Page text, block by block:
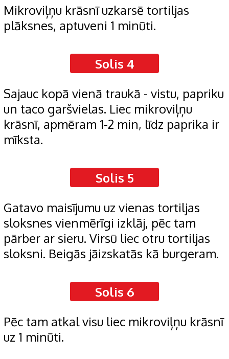
Mikroviļņu krāsnī uzkarsē tortiljas
plāksnes, aptuveni 1 minūti.
Solis 4
Sajauc kopā vienā traukā - vistu, papriku
un taco garšvielas. Liec mikroviļņu
krāsnī, apmēram 1-2 min, līdz paprika ir
mīksta.
Solis 5
Gatavo maisījumu uz vienas tortiljas
sloksnes vienmērīgi izklāj, pēc tam
pārber ar sieru. Virsū liec otru tortiljas
sloksni. Beigās jāizskatās kā burgeram.
Solis 6
Pēc tam atkal visu liec mikroviļņu krāsnī
uz 1 minūti.